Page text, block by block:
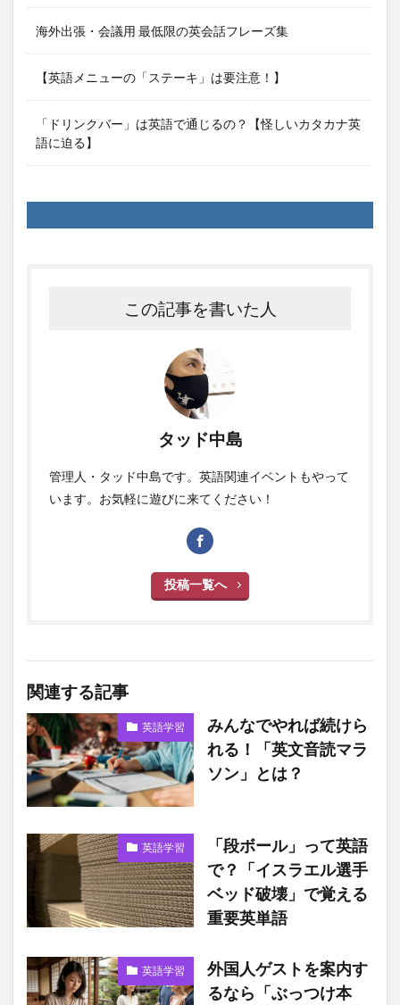
海外出張・会議用 最低限の英会話フレーズ集
【英語メニューの「ステーキ」は要注意！】
「ドリンクバー」は英語で通じるの？【怪しいカタカナ英
語に迫る】
この記事を書いた人
タッド中島
管理人・タッド中島です。英語関連イベントもやって
います。お気軽に遊びに来てください！
投稿一覧へ
関連する記事
英語学習
みんなでやれば続けら
れる！「英文音読マラ
ソン」とは？
英語学習
「段ボール」って英語
で？「イスラエル選手
ベッド破壊」で覚える
重要英単語
英語学習
外国人ゲストを案内す
るなら「ぶっつけ本